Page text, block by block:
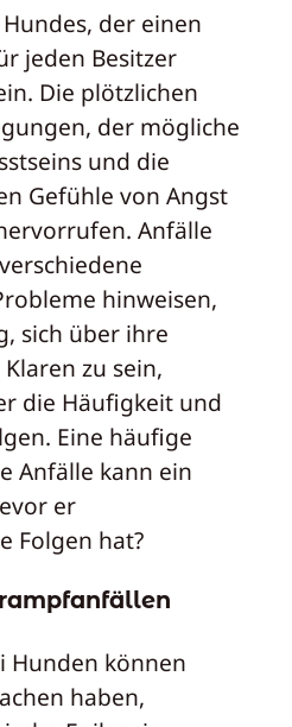
der einen
jeden Besitzer
Die plötzlichen
der mögliche
und die
Gefühle von Angst
Anfälle
hinweisen,
sich über ihre
zu sein,
die Häufigkeit und
Eine häufige
Anfälle kann ein
er
Folgen hat?
Hunden können
haben,